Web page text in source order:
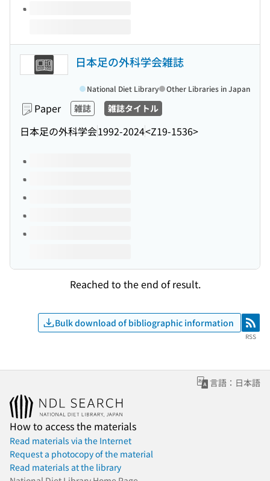
日本足の外科学会雑誌
Paper 雑誌 雑誌タイトル
日本足の外科学会1992-2024<Z19-1536>
National Diet Library Other Libraries in Japan
Volumes of this title
Reached to the end of result.
Bulk download of bibliographic information RSS
RSS
言語：日本語
How to access the materials
Read materials via the Internet
Request a photocopy of the material
Read materials at the library